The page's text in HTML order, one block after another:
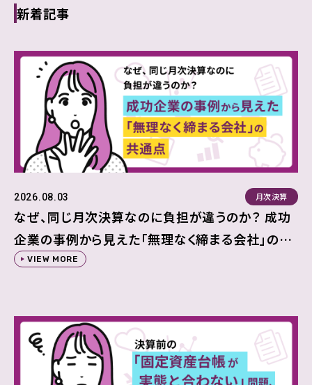
新着記事
2026.08.03 月次決算
なぜ、同じ月次決算なのに負担が違うのか？ 成功
企業の事例から見えた「無理なく締まる会社」の共
通点VIEW MORE